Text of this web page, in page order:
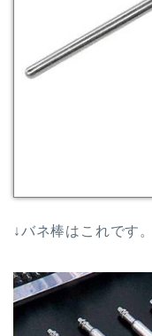
↓バネ棒はこれです。